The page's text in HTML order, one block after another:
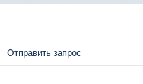
Отправить запрос